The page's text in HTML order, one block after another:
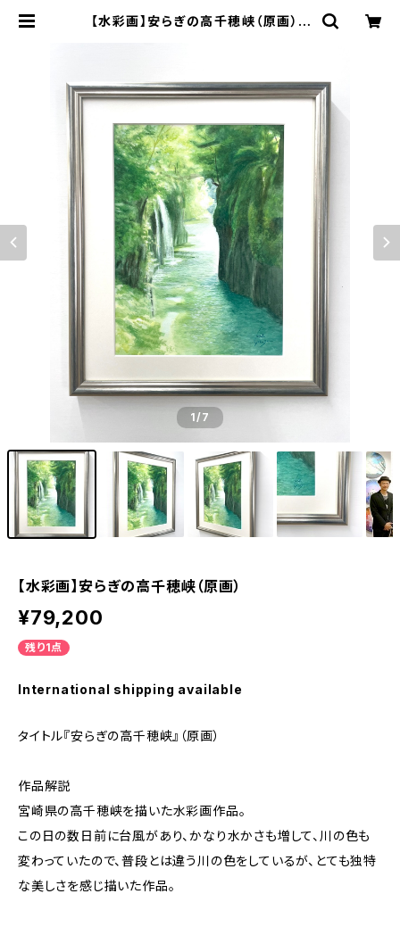
【水彩画】安らぎの高千穂峡（原画） |
1/7
【水彩画】安らぎの高千穂峡（原画）
¥79,200
残り1点
International shipping available
タイトル『安らぎの高千穂峡』（原画）
作品解説
宮崎県の高千穂峡を描いた水彩画作品。
この日の数日前に台風があり、かなり水かさも増して、川の色も
変わっていたので、普段とは違う川の色をしているが、とても独特
な美しさを感じ描いた作品。